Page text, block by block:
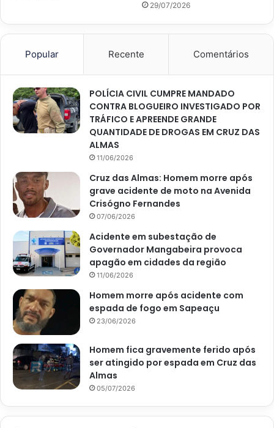
29/07/2026
Popular Recente Comentários
POLÍCIA CIVIL CUMPRE MANDADO
CONTRA BLOGUEIRO INVESTIGADO POR
TRÁFICO E APREENDE GRANDE
QUANTIDADE DE DROGAS EM CRUZ DAS
ALMAS
11/06/2026
Cruz das Almas: Homem morre após
grave acidente de moto na Avenida
Crisógno Fernandes
07/06/2026
Acidente em subestação de
Governador Mangabeira provoca
apagão em cidades da região
11/06/2026
Homem morre após acidente com
espada de fogo em Sapeaçu
23/06/2026
Homem fica gravemente ferido após
ser atingido por espada em Cruz das
Almas
05/07/2026